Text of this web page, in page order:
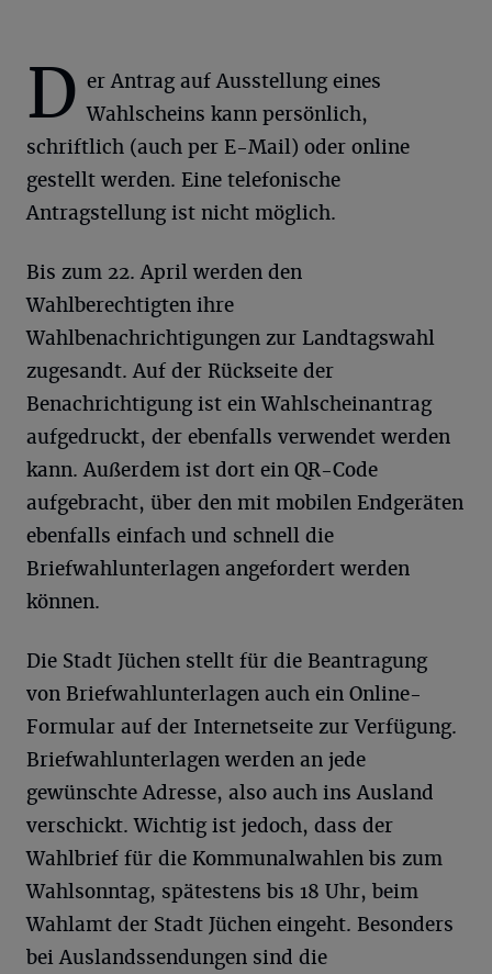
D er Antrag auf Ausstellung eines
Wahlscheins kann persönlich,
schriftlich (auch per E-Mail) oder online
gestellt werden. Eine telefonische
Antragstellung ist nicht möglich.
Bis zum 22. April werden den
Wahlberechtigten ihre
Wahlbenachrichtigungen zur Landtagswahl
zugesandt. Auf der Rückseite der
Benachrichtigung ist ein Wahlscheinantrag
aufgedruckt, der ebenfalls verwendet werden
kann. Außerdem ist dort ein QR-Code
aufgebracht, über den mit mobilen Endgeräten
ebenfalls einfach und schnell die
Briefwahlunterlagen angefordert werden
können.
Die Stadt Jüchen stellt für die Beantragung
von Briefwahlunterlagen auch ein Online-
Formular auf der Internetseite zur Verfügung.
Briefwahlunterlagen werden an jede
gewünschte Adresse, also auch ins Ausland
verschickt. Wichtig ist jedoch, dass der
Wahlbrief für die Kommunalwahlen bis zum
Wahlsonntag, spätestens bis 18 Uhr, beim
Wahlamt der Stadt Jüchen eingeht. Besonders
bei Auslandssendungen sind die